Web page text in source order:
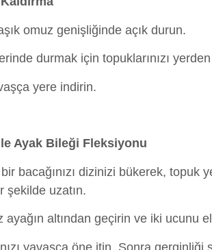
omuz genişliğinde açık durun.
durmak için topuklarınızı yerden
yere indirin.
Ayak Bileği Fleksiyonu
bacağınızı dizinizi bükerek,
şekilde uzatın.
ayağın altından geçirin ve iki ucunu
yavaşça öne itin. Sonra